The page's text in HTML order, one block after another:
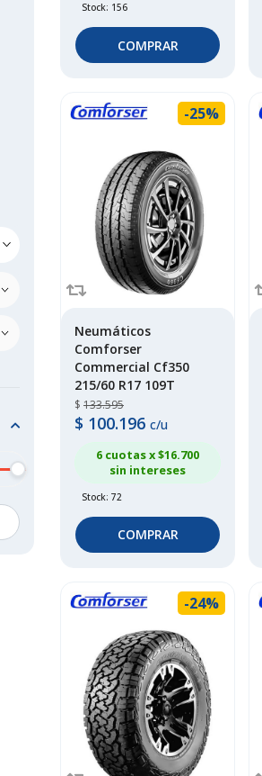
Stock: 156
COMPRAR
-25%
Neumáticos
Comforser
Commercial Cf350
215/60 R17 109T
$ 133.595
$ 100.196 c/u
6 cuotas x $16.700
sin intereses
Stock: 72
COMPRAR
-24%